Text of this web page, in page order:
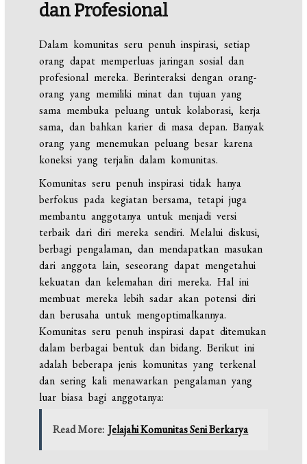
dan Profesional
Dalam komunitas seru penuh inspirasi, setiap
orang dapat memperluas jaringan sosial dan
profesional mereka. Berinteraksi dengan orang-
orang yang memiliki minat dan tujuan yang
sama membuka peluang untuk kolaborasi, kerja
sama, dan bahkan karier di masa depan. Banyak
orang yang menemukan peluang besar karena
koneksi yang terjalin dalam komunitas.
Komunitas seru penuh inspirasi tidak hanya
berfokus pada kegiatan bersama, tetapi juga
membantu anggotanya untuk menjadi versi
terbaik dari diri mereka sendiri. Melalui diskusi,
berbagi pengalaman, dan mendapatkan masukan
dari anggota lain, seseorang dapat mengetahui
kekuatan dan kelemahan diri mereka. Hal ini
membuat mereka lebih sadar akan potensi diri
dan berusaha untuk mengoptimalkannya.
Komunitas seru penuh inspirasi dapat ditemukan
dalam berbagai bentuk dan bidang. Berikut ini
adalah beberapa jenis komunitas yang terkenal
dan sering kali menawarkan pengalaman yang
luar biasa bagi anggotanya:
Read More: Jelajahi Komunitas Seni Berkarya